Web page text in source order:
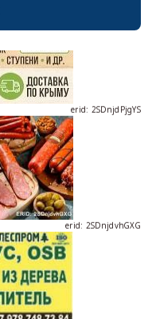
erid: 2SDnjdvhGXG